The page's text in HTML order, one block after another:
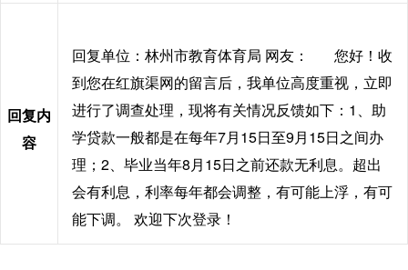
回复内
容
回复单位：林州市教育体育局 网友： 您好！收
到您在红旗渠网的留言后，我单位高度重视，立即
进行了调查处理，现将有关情况反馈如下： 1、助
学贷款一般都是在每年7月15日至9月15日之间办
理；2、毕业当年8月15日之前还款无利息。超出
会有利息，利率每年都会调整，有可能上浮，有可
能下调。 欢迎下次登录！